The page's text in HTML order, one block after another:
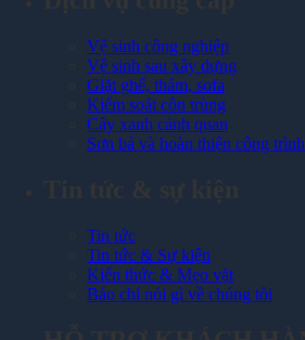
Vệ sinh công nghiệp
Vệ sinh sau xây dựng
Giặt ghế, thảm, sofa
Kiểm soát côn trùng
Cây xanh cảnh quan
Sơn bả và hoàn thiện công trình
Tin tức
Tin tức & Sự kiện
Kiến thức & Mẹo vặt
Báo chí nói gì về chúng tôi